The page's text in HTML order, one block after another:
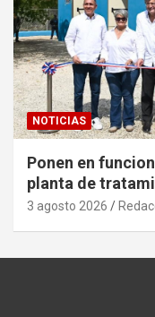
NOTICIAS
Ponen en
planta de
3 agosto 2026